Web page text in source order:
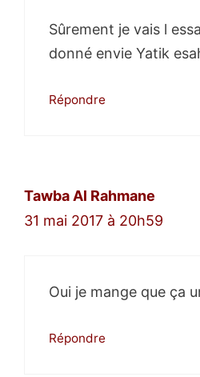
Sûrement je vais l
donné envie Yatik
Répondre
Tawba Al Rahmane
31 mai 2017 à 20h59
Oui je mange que ça
Répondre